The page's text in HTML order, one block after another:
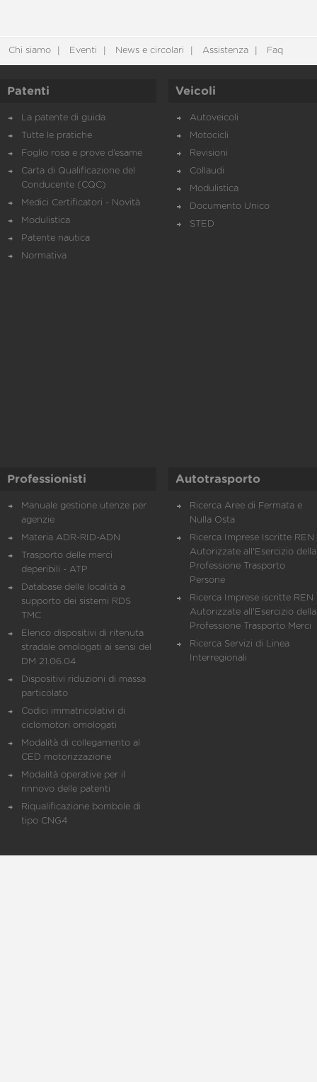
Chi siamo Eventi News e circolari Assistenza Faq
Patenti
La patente di guida
Tutte le pratiche
Foglio rosa e prove d’esame
Carta di Qualificazione del
Conducente (CQC)
Medici Certificatori - Novità
Modulistica
Patente nautica
Normativa
Veicoli
Autoveicoli
Motocicli
Revisioni
Collaudi
Modulistica
Documento Unico
STED
Professionisti
Manuale gestione utenze per
agenzie
Materia ADR-RID-ADN
Trasporto delle merci
deperibili - ATP
Database delle località a
supporto dei sistemi RDS
TMC
Elenco dispositivi di ritenuta
stradale omologati ai sensi del
DM 21.06.04
Dispositivi riduzioni di massa
particolato
Codici immatricolativi di
ciclomotori omologati
Modalità di collegamento al
CED motorizzazione
Modalità operative per il
rinnovo delle patenti
Riqualificazione bombole di
tipo CNG4
Autotrasporto
Ricerca Aree di Fermata e
Nulla Osta
Ricerca Imprese Iscritte REN
Autorizzate all'Esercizio della
Professione Trasporto
Persone
Ricerca Imprese iscritte REN
Autorizzate all'Esercizio della
Professione Trasporto Merci
Ricerca Servizi di Linea
Interregionali